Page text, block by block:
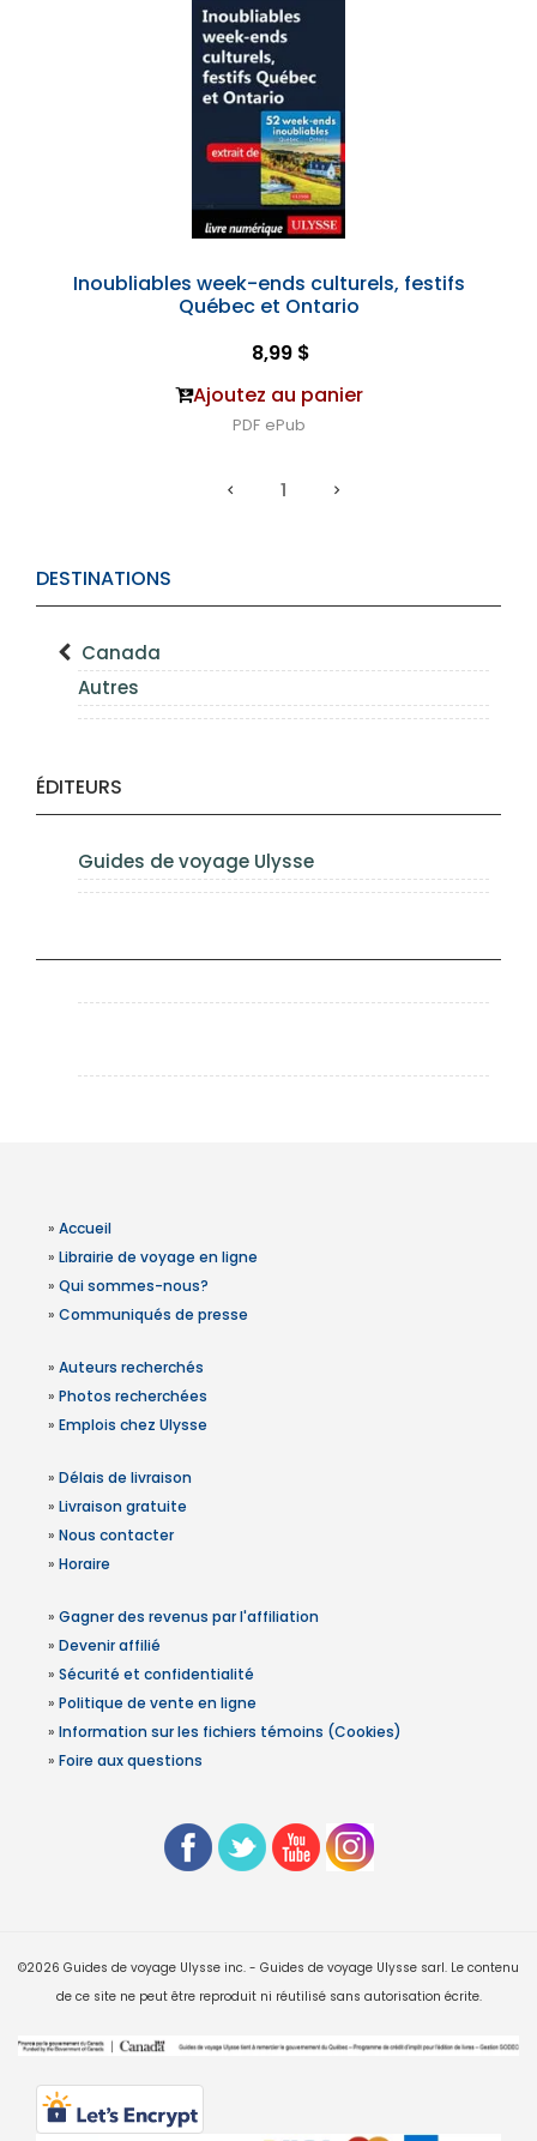
DESTINATIONS
Canada
Autres
ÉDITEURS
Guides de voyage Ulysse
Inoubliables week-ends culturels, festifs
Québec et Ontario
8,99 $
Ajoutez au panier
PDF ePub
1
» Accueil
» Librairie de voyage en ligne
» Qui sommes-nous?
» Communiqués de presse
» Auteurs recherchés
» Photos recherchées
» Emplois chez Ulysse
» Délais de livraison
» Livraison gratuite
» Nous contacter
» Horaire
» Gagner des revenus par l'affiliation
» Devenir affilié
» Sécurité et confidentialité
» Politique de vente en ligne
» Information sur les fichiers témoins (Cookies)
» Foire aux questions
©2026 Guides de voyage Ulysse inc. - Guides de voyage Ulysse sarl. Le contenu
de ce site ne peut être reproduit ni réutilisé sans autorisation écrite.